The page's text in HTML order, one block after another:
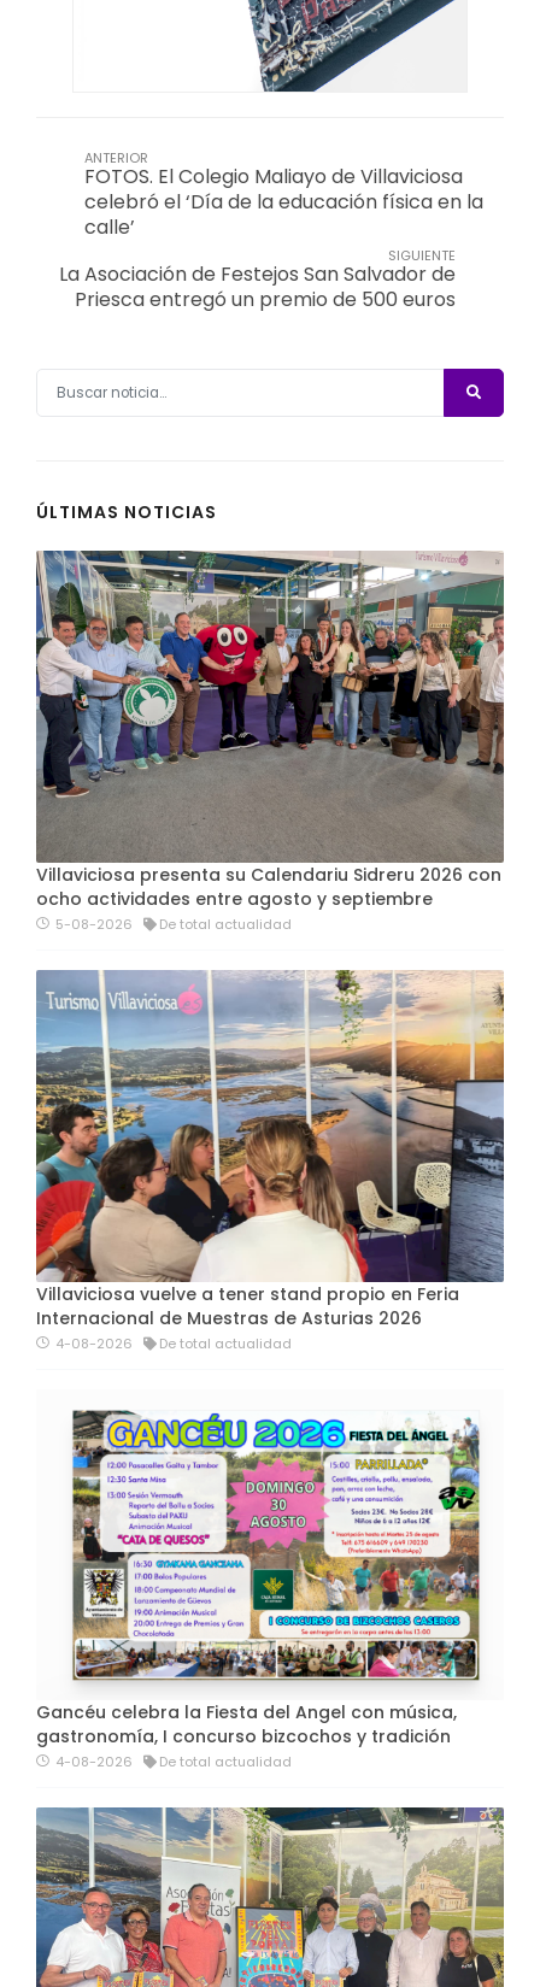
ANTERIOR
FOTOS. El Colegio Maliayo de Villaviciosa
celebró el ‘Día de la educación física en la
calle’
SIGUIENTE
La Asociación de Festejos San Salvador de
Priesca entregó un premio de 500 euros
ÚLTIMAS NOTICIAS
Villaviciosa presenta su Calendariu Sidreru 2026 con
ocho actividades entre agosto y septiembre
5-08-2026 De total actualidad
Villaviciosa vuelve a tener stand propio en Feria
Internacional de Muestras de Asturias 2026
4-08-2026 De total actualidad
Gancéu celebra la Fiesta del Angel con música,
gastronomía, I concurso bizcochos y tradición
4-08-2026 De total actualidad